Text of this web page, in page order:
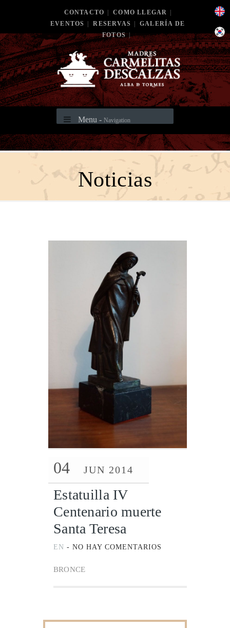
CONTACTO COMO LLEGAR
EVENTOS
RESERVAS
GALERÍA DE
FOTOS
Menu - Navigation
Noticias
04 JUN 2014
Estatuilla IV
Centenario muerte
Santa Teresa
EN - NO HAY COMENTARIOS
BRONCE